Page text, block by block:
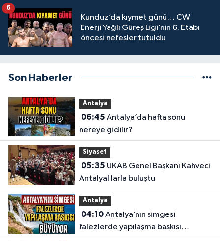
Kunduz’da kıymet günü… CW
Enerji Yağlı Güreş Ligi’nin 6. Etabı
öncesi nefesler tutuldu
6
Son Haberler
Antalya
06:45
nereye gidilir?
Siyaset
05:35
Antalyalılarla buluştu
Antalya
04:10Antalya’nın simgesi
falezlerde yapılaşma baskısı
büyüyor